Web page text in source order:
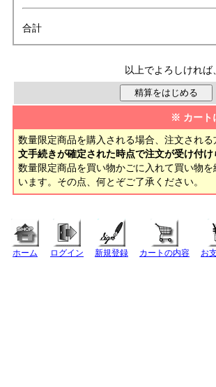
合計
以上でよろしけれ
※ カート
数量限定商品を購入される場合、注文され
文手続きが確定された時点で注文が受け付け
数量限定商品を買い物かごに入れて買い物
います。その点、何とぞご了承ください。
ホーム ログイン 新規登録 カートの内容 お